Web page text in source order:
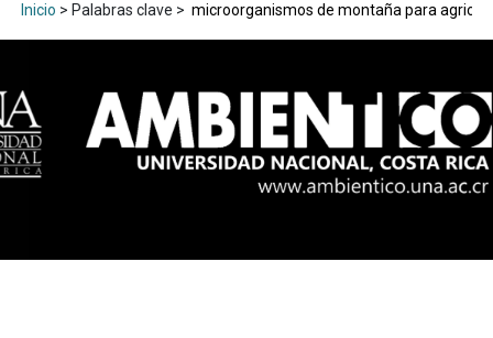
Inicio > Palabras clave > microorganismos de montaña para